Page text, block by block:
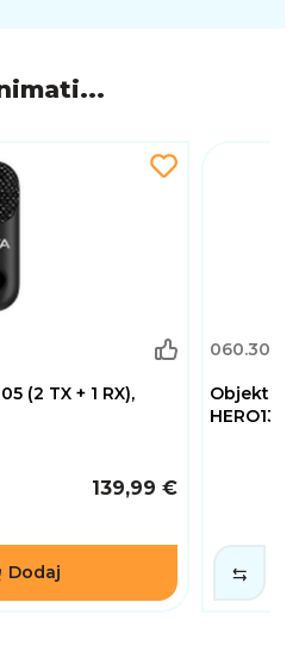
(2 TX + 1 RX),
139,99 €
Dodaj
Objektiv
HERO13